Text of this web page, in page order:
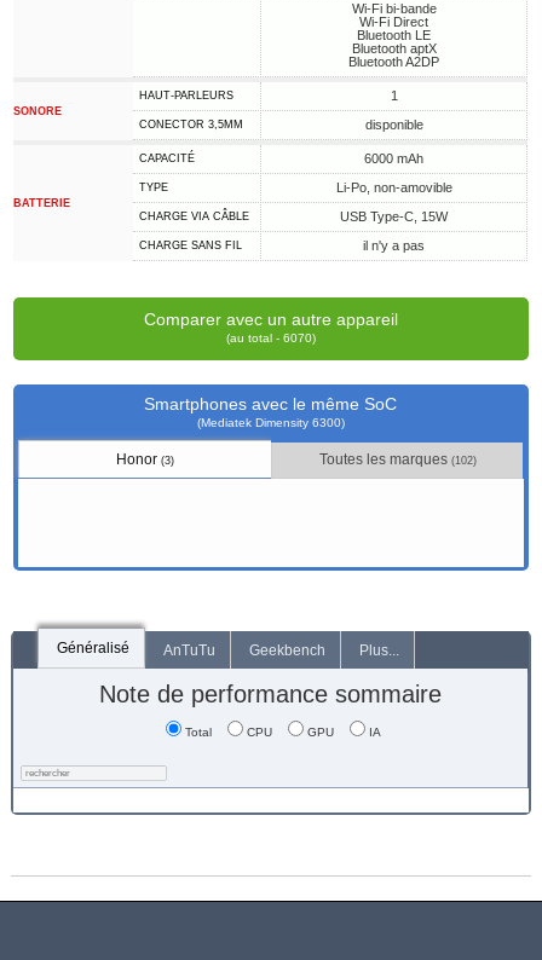
Wi-Fi bi-bande
Wi-Fi Direct
Bluetooth LE
Bluetooth aptX
Bluetooth A2DP
SONORE
HAUT-PARLEURS 1
CONECTOR 3,5MM disponible
BATTERIE
CAPACITÉ 6000 mAh
TYPE Li-Po, non-amovible
CHARGE VIA CÂBLE USB Type-C, 15W
CHARGE SANS FIL il n'y a pas
Comparer avec un autre appareil
(au total - 6070)
Smartphones avec le même SoC
(Mediatek Dimensity 6300)
Honor(3) Toutes les marques (102)
Généralisé AnTuTu Geekbench Plus...
Note de performance sommaire
Total CPU GPU IA